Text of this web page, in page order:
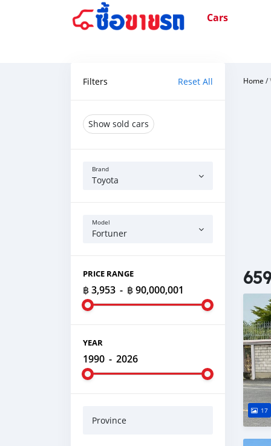
Cars
Filters Reset All
Show sold cars
Brand
Toyota
Model
Fortuner
PRICE RANGE
฿ 3,953 - ฿ 90,000,001
YEAR
1990 - 2026
Province
Home /
17